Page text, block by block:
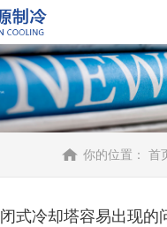
你的位置： 首
闭式冷却塔容易出现的